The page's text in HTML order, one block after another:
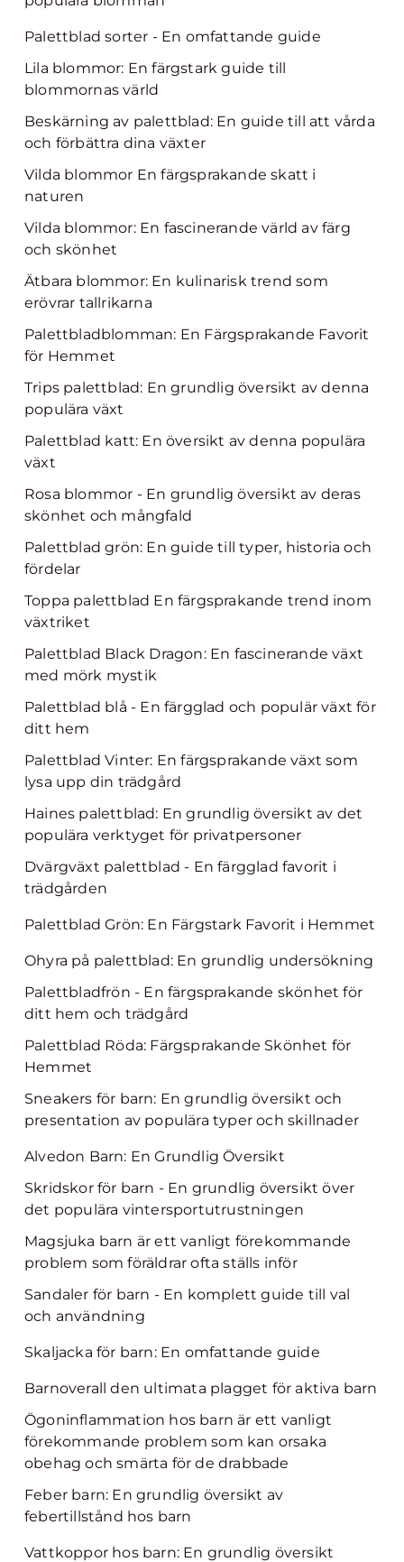
Palettblad sorter - En omfattande guide
Lila blommor: En färgstark guide till
blommornas värld
Beskärning av palettblad: En guide till att vårda
och förbättra dina växter
Vilda blommor En färgsprakande skatt i
naturen
Vilda blommor: En fascinerande värld av färg
och skönhet
Ätbara blommor: En kulinarisk trend som
erövrar tallrikarna
Palettbladblomman: En Färgsprakande Favorit
för Hemmet
Trips palettblad: En grundlig översikt av denna
populära växt
Palettblad katt: En översikt av denna populära
växt
Rosa blommor - En grundlig översikt av deras
skönhet och mångfald
Palettblad grön: En guide till typer, historia och
fördelar
Toppa palettblad En färgsprakande trend inom
växtriket
Palettblad Black Dragon: En fascinerande växt
med mörk mystik
Palettblad blå - En färgglad och populär växt för
ditt hem
Palettblad Vinter: En färgsprakande växt som
lysa upp din trädgård
Haines palettblad: En grundlig översikt av det
populära verktyget för privatpersoner
Dvärgväxt palettblad - En färgglad favorit i
trädgården
Palettblad Grön: En Färgstark Favorit i Hemmet
Ohyra på palettblad: En grundlig undersökning
Palettbladfrön - En färgsprakande skönhet för
ditt hem och trädgård
Palettblad Röda: Färgsprakande Skönhet för
Hemmet
Sneakers för barn: En grundlig översikt och
presentation av populära typer och skillnader
Alvedon Barn: En Grundlig Översikt
Skridskor för barn - En grundlig översikt över
det populära vintersportutrustningen
Magsjuka barn är ett vanligt förekommande
problem som föräldrar ofta ställs inför
Sandaler för barn - En komplett guide till val
och användning
Skaljacka för barn: En omfattande guide
Barnoverall den ultimata plagget för aktiva barn
Ögoninflammation hos barn är ett vanligt
förekommande problem som kan orsaka
obehag och smärta för de drabbade
Feber barn: En grundlig översikt av
febertillstånd hos barn
Vattkoppor hos barn: En grundlig översikt